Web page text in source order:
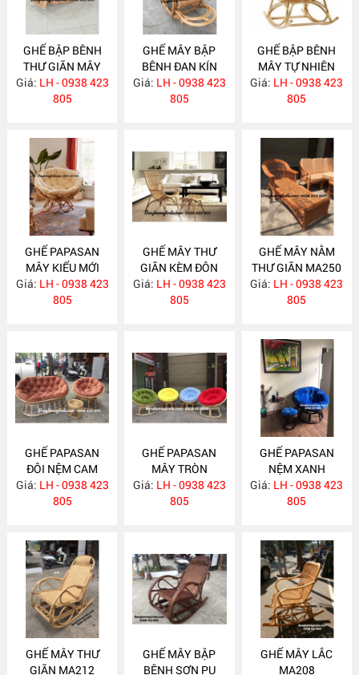
GHẾ BẬP BÊNH
THƯ GIÃN MÂY
TỰ NHIÊN MA267
Giá: LH - 0938 423
805
GHẾ MÂY BẬP
BÊNH ĐAN KÍN
MA260
Giá: LH - 0938 423
805
GHẾ BẬP BÊNH
MÂY TỰ NHIÊN
MA259
Giá: LH - 0938 423
805
GHẾ PAPASAN
MÂY KIỂU MỚI
MA258
Giá: LH - 0938 423
805
GHẾ MÂY THƯ
GIÃN KÈM ĐÔN
GÁC CHÂN MA257
Giá: LH - 0938 423
805
GHẾ MÂY NẰM
THƯ GIÃN MA250
Giá: LH - 0938 423
805
GHẾ PAPASAN
ĐÔI NỆM CAM
ĐẤT MA246
Giá: LH - 0938 423
805
GHẾ PAPASAN
MÂY TRÒN
MA230
Giá: LH - 0938 423
805
GHẾ PAPASAN
NỆM XANH
COBAN MA222
Giá: LH - 0938 423
805
GHẾ MÂY THƯ
GIÃN MA212
GHẾ MÂY BẬP
BÊNH SƠN PU
GHẾ MÂY LẮC
MA208